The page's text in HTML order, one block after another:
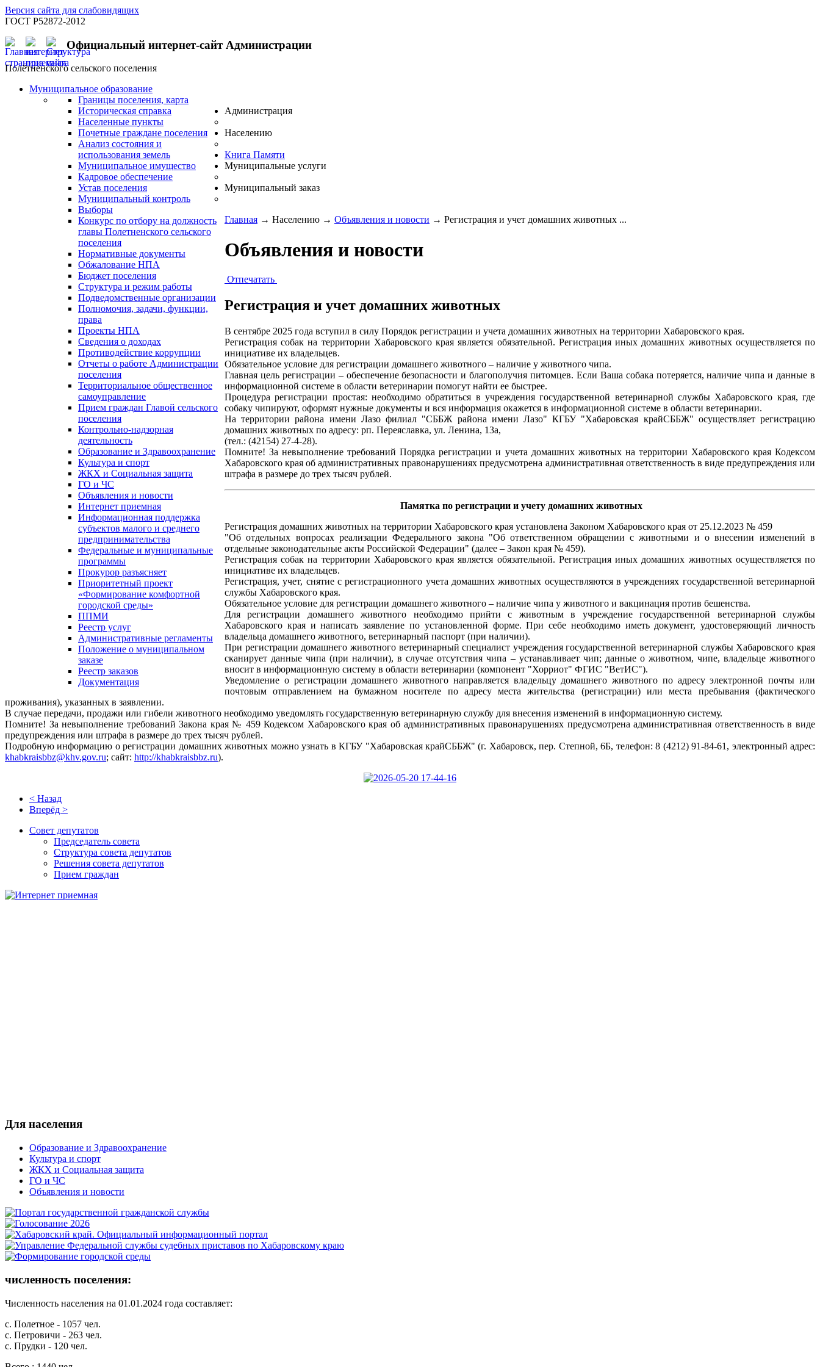
Версия сайта для слабовидящих
ГОСТ Р52872-2012
Официальный интернет-сайт Администрации
Полётненского сельского поселения
Муниципальное образование
Границы поселения, карта
Историческая справка
Населенные пункты
Почетные граждане поселения
Анализ состояния и
использования земель
Муниципальное имущество
Кадровое обеспечение
Устав поселения
Муниципальный контроль
Выборы
Конкурс по отбору на должность
главы Полетненского сельского
поселения
Администрация
Нормативные документы
Обжалование НПА
Бюджет поселения
Структура и режим работы
Подведомственные организации
Полномочия, задачи, функции,
права
Проекты НПА
Сведения о доходах
Противодействие коррупции
Отчеты о работе Администрации
поселения
Территориальное общественное
самоуправление
Прием граждан Главой сельского
поселения
Контрольно-надзорная
деятельность
Населению
Образование и Здравоохранение
Культура и спорт
ЖКХ и Социальная защита
ГО и ЧС
Объявления и новости
Интернет приемная
Информационная поддержка
субъектов малого и среднего
предпринимательства
Федеральные и муниципальные
программы
Прокурор разъясняет
Приоритетный проект
«Формирование комфортной
городской среды»
ППМИ
Книга Памяти
Муниципальные услуги
Реестр услуг
Административные регламенты
Муниципальный заказ
Положение о муниципальном
заказе
Реестр заказов
Документация
Главная → Населению → Объявления и новости → Регистрация и учет домашних животных ...
Объявления и новости
Отпечатать
Регистрация и учет домашних животных
В сентябре 2025 года вступил в силу Порядок регистрации и учета домашних животных на территории Хабаровского края.
Регистрация собак на территории Хабаровского края является обязательной. Регистрация иных домашних животных осуществляется по
инициативе их владельцев.
Обязательное условие для регистрации домашнего животного – наличие у животного чипа.
Главная цель регистрации – обеспечение безопасности и благополучия питомцев. Если Ваша собака потеряется, наличие чипа и данные в
информационной системе в области ветеринарии помогут найти ее быстрее.
Процедура регистрации простая: необходимо обратиться в учреждения государственной ветеринарной службы Хабаровского края, где
собаку чипируют, оформят нужные документы и вся информация окажется в информационной системе в области ветеринарии.
На территории района имени Лазо филиал "СББЖ района имени Лазо" КГБУ "Хабаровская крайСББЖ" осуществляет регистрацию
домашних животных по адресу: рп. Переяславка, ул. Ленина, 13а,
(тел.: (42154) 27-4-28).
Помните! За невыполнение требований Порядка регистрации и учета домашних животных на территории Хабаровского края Кодексом
Хабаровского края об административных правонарушениях предусмотрена административная ответственность в виде предупреждения или
штрафа в размере до трех тысяч рублей.
Памятка по регистрации и учету домашних животных
Регистрация домашних животных на территории Хабаровского края установлена Законом Хабаровского края от 25.12.2023 № 459
"Об отдельных вопросах реализации Федерального закона "Об ответственном обращении с животными и о внесении изменений в
отдельные законодательные акты Российской Федерации" (далее – Закон края № 459).
Регистрация собак на территории Хабаровского края является обязательной. Регистрация иных домашних животных осуществляется по
инициативе их владельцев.
Регистрация, учет, снятие с регистрационного учета домашних животных осуществляются в учреждениях государственной ветеринарной
службы Хабаровского края.
Обязательное условие для регистрации домашнего животного – наличие чипа у животного и вакцинация против бешенства.
Для регистрации домашнего животного необходимо прийти с животным в учреждение государственной ветеринарной службы
Хабаровского края и написать заявление по установленной форме. При себе необходимо иметь документ, удостоверяющий личность
владельца домашнего животного, ветеринарный паспорт (при наличии).
При регистрации домашнего животного ветеринарный специалист учреждения государственной ветеринарной службы Хабаровского края
сканирует данные чипа (при наличии), в случае отсутствия чипа – устанавливает чип; данные о животном, чипе, владельце животного
вносит в информационную систему в области ветеринарии (компонент "Хорриот" ФГИС "ВетИС").
Уведомление о регистрации домашнего животного направляется владельцу домашнего животного по адресу электронной почты или
почтовым отправлением на бумажном носителе по адресу места жительства (регистрации) или места пребывания (фактического
проживания), указанных в заявлении.
В случае передачи, продажи или гибели животного необходимо уведомлять государственную ветеринарную службу для внесения изменений в информационную систему.
Помните! За невыполнение требований Закона края № 459 Кодексом Хабаровского края об административных правонарушениях предусмотрена административная ответственность в виде
предупреждения или штрафа в размере до трех тысяч рублей.
Подробную информацию о регистрации домашних животных можно узнать в КГБУ "Хабаровская крайСББЖ" (г. Хабаровск, пер. Степной, 6Б, телефон: 8 (4212) 91-84-61, электронный адрес:
khabkraisbbz@khv.gov.ru; сайт: http://khabkraisbbz.ru).
< Назад
Вперёд >
Совет депутатов
Председатель совета
Структура совета депутатов
Решения совета депутатов
Прием граждан
Для населения
Образование и Здравоохранение
Культура и спорт
ЖКХ и Социальная защита
ГО и ЧС
Объявления и новости
численность поселения:
Численность населения на 01.01.2024 года составляет:
с. Полетное - 1057 чел.
с. Петровичи - 263 чел.
с. Прудки - 120 чел.